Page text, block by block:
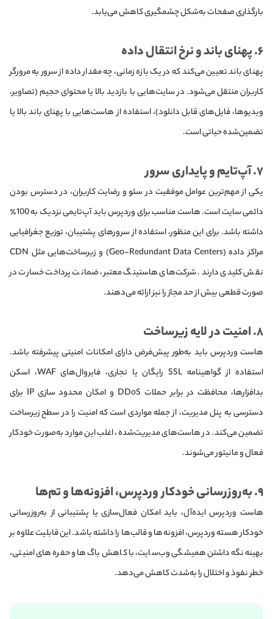
بارگذاری صفحات به‌شکل چشمگیری کاهش می‌یابد.
۶. پهنای باند و نرخ انتقال داده
پهنای باند تعیین می‌کند که در یک بازه زمانی، چه مقدار داده از سرور به مرورگر
کاربران منتقل می‌شود. در سایت‌هایی با بازدید بالا یا محتوای حجیم (تصاویر،
ویدیوها، فایل‌های قابل دانلود)، استفاده از هاست‌هایی با پهنای باند بالا یا
تضمین‌شده حیاتی است.
۷. آپ‌تایم و پایداری سرور
یکی از مهم‌ترین عوامل موفقیت در سئو و رضایت کاربران، در دسترس بودن
دائمی سایت است. هاست مناسب برای وردپرس باید آپ‌تایمی نزدیک به 100٪
داشته باشد. برای این منظور، استفاده از سرورهای پشتیبان، توزیع جغرافیایی
مراکز داده (Geo-Redundant Data Centers) و زیرساخت‌هایی مثل CDN
نقش کلیدی دارند. شرکت‌های هاستینگ معتبر، ضمانت پرداخت خسارت در
صورت قطعی بیش از حد مجاز را نیز ارائه می‌دهند.
۸. امنیت در لایه زیرساخت
هاست وردپرس باید به‌طور پیش‌فرض دارای امکانات امنیتی پیشرفته باشد.
استفاده از گواهینامه SSL رایگان یا تجاری، فایروال‌های WAF، اسکن
بدافزارها، محافظت در برابر حملات DDoS و امکان محدود سازی IP برای
دسترسی به پنل مدیریت، از جمله مواردی است که امنیت را در سطح زیرساخت
تضمین می‌کند. در هاست‌های مدیریت‌شده، اغلب این موارد به‌صورت خودکار
فعال و مانیتور می‌شوند.
۹. به‌روزرسانی خودکار وردپرس، افزونه‌ها و تم‌ها
هاست وردپرس ایده‌آل، باید امکان فعال‌سازی یا پشتیبانی از به‌روزرسانی
خودکار هسته وردپرس، افزونه‌ها و قالب‌ها را داشته باشد. این قابلیت علاوه‌ بر
بهینه نگه‌داشتن همیشگی وب‌سایت، با کاهش باگ‌ها و حفره‌های امنیتی،
خطر نفوذ و اختلال را به‌شدت کاهش می‌دهد.